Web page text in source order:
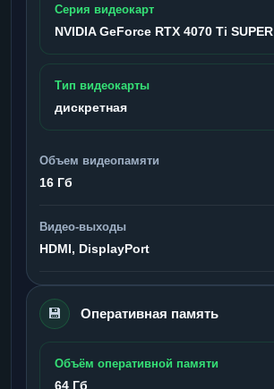
Серия видеокарт
NVIDIA GeForce RTX 4070 Ti SUPER
Тип видеокарты
дискретная
Объем видеопамяти
16 Гб
Видео-выходы
HDMI, DisplayPort
💾 Оперативная память
Объём оперативной памяти
64 Гб